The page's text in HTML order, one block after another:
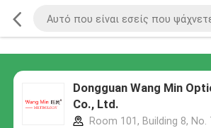
Dongguan Wang Min
Co., Ltd.
Room 101, Building 8, No.